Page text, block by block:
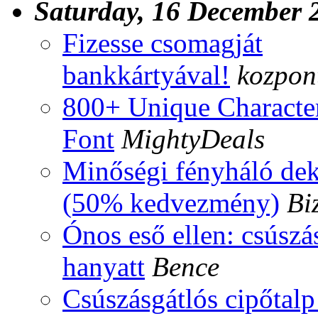
Saturday, 16 December
Fizesse csomagját
bankkártyával!
800+ Unique
Font MightyDeals
Minőségi fényháló
(50% kedvezmény)
Ónos eső ellen:
hanyatt Bence
Csúszásgátlós